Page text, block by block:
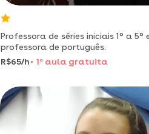
Professora de séries iniciais 1° a 5°
professora de português.
R$65/h
1 a aula gratuita